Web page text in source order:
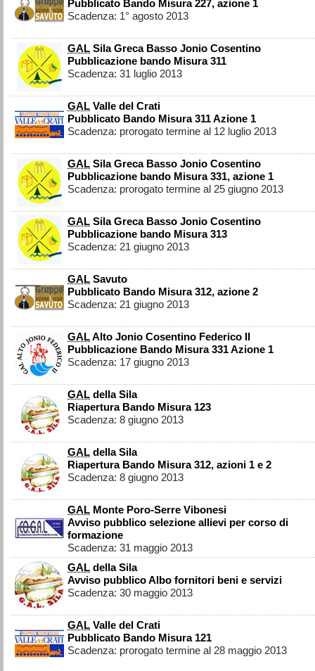
Pubblicato Bando Misura 227, azione 1
Scadenza: 1° agosto 2013
GAL Sila Greca Basso Jonio Cosentino
Pubblicazione bando Misura 311
Scadenza: 31 luglio 2013
GAL Valle del Crati
Pubblicato Bando Misura 311 Azione 1
Scadenza: prorogato termine al 12 luglio 2013
GAL Sila Greca Basso Jonio Cosentino
Pubblicazione bando Misura 331, azione 1
Scadenza: prorogato termine al 25 giugno 2013
GAL Sila Greca Basso Jonio Cosentino
Pubblicazione bando Misura 313
Scadenza: 21 giugno 2013
GAL Savuto
Pubblicato Bando Misura 312, azione 2
Scadenza: 21 giugno 2013
GALAlto Jonio Cosentino Federico II
Pubblicazione Bando Misura 331 Azione 1
Scadenza: 17 giugno 2013
GAL della Sila
Riapertura Bando Misura 123
Scadenza: 8 giugno 2013
GAL della Sila
Riapertura Bando Misura 312, azioni 1 e 2
Scadenza: 8 giugno 2013
GAL Monte Poro-Serre Vibonesi
Avviso pubblico selezione allievi per corso di
formazione
Scadenza: 31 maggio 2013
GAL della Sila
Avviso pubblico Albo fornitori beni e servizi
Scadenza: 30 maggio 2013
GAL Valle del Crati
Pubblicato Bando Misura 121
Scadenza: prorogato termine al 28 maggio 2013